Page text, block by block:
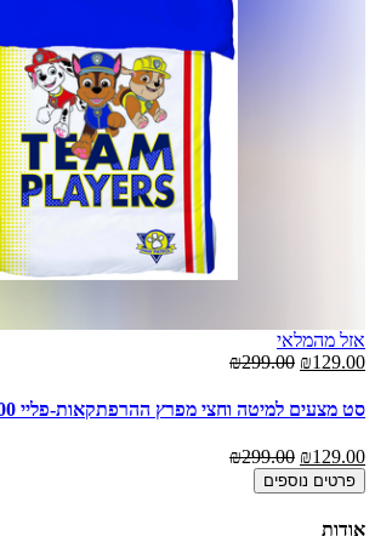
אזל מהמלאי
₪129.00
₪299.00
סט מצעים למיטה וחצי מפרץ ההרפתקאות-פליי 120/200
₪129.00
₪299.00
פרטים נוספים
אודות